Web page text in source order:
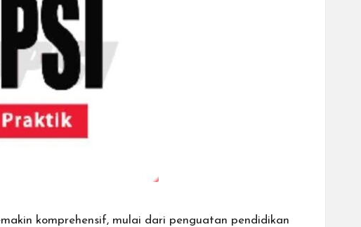
komprehensif, mulai dari penguatan pendidikan